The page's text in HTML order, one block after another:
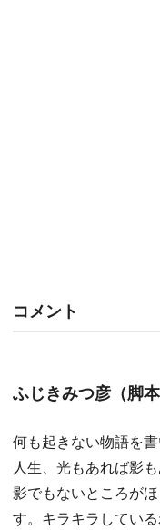
コメント
ふじきみつ彦（脚本
何も起きない物語を書
人生、光もあれば影
影でもないところが
す。キラキラしてい